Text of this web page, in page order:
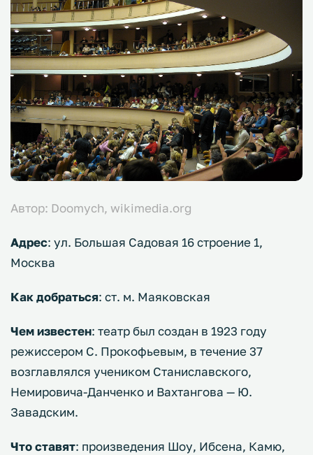
Автор: Doomych, wikimedia.org
Адрес: ул. Большая Садовая 16 строение 1,
Москва
Как добраться: ст. м. Маяковская
Чем известен: театр был создан в 1923 году
режиссером С. Прокофьевым, в течение 37
возглавлялся учеником Станиславского,
Немировича-Данченко и Вахтангова — Ю.
Завадским.
Что ставят: произведения Шоу, Ибсена, Камю,